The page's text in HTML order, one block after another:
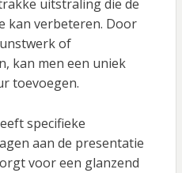
uitstraling die de
kan verbeteren. Door
of
kan men een uniek
toevoegen.
specifieke
aan de presentatie
voor een glanzend